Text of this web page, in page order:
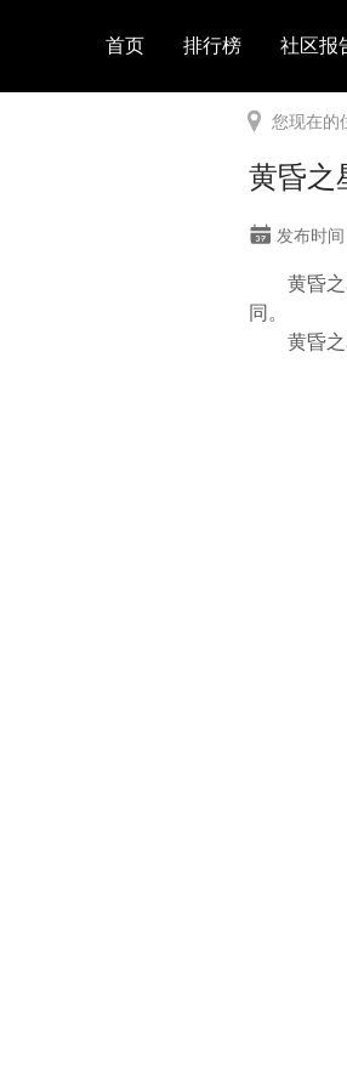
首页 排行榜 社区报
您现在的
黄昏之
发布时
黄昏
同。
黄昏